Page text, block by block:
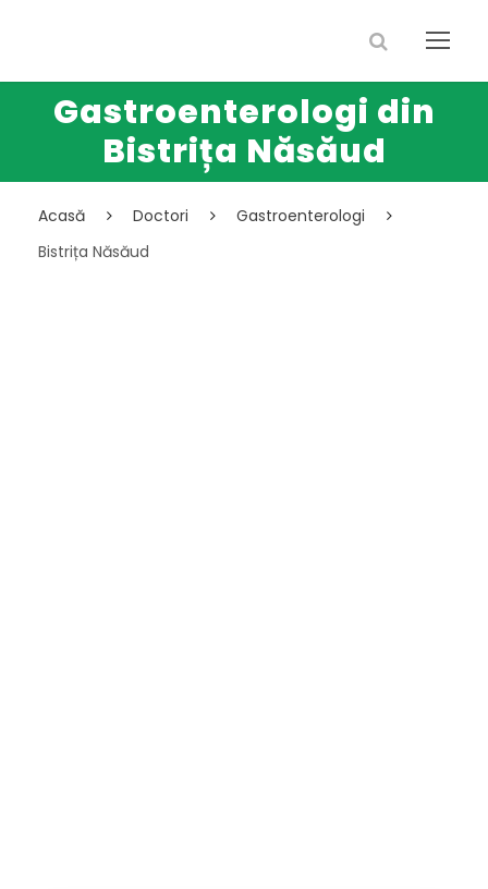
Gastroenterologi din
Bistrița Năsăud
Acasă Doctori
Gastroenterologi
Bistrița Năsăud